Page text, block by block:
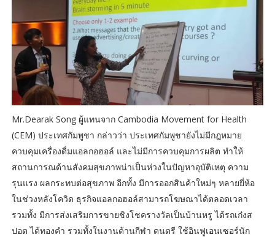
Mr.Dearak Song ผู้แทนจาก Cambodia Movement for Health
(CEM) ประเทศกัมพูชา กล่าวว่า ประเทศกัมพูชายังไม่มีกฎหมาย
ควบคุมเครื่องดื่มแอลกอฮอล์ และไม่มีการควบคุมการผลิต ทำให้
สถานการณด้านสังคมสุขภาพน่าเป็นห่วงในปัญหาอุบัติเหตุ ความ
รุนแรง ผลกระทบต่อสุขภาพ อีกทั้ง มีการออกสินค้าใหม่ๆ หลายยี่ห้อ
ในช่วงหลังโควิด ธุรกิจแอลกอฮอล์สามารถโฆษณาได้ตลอดเวลา
รวมทั้ง มีการส่งเสริมการขายชิงโชครางวัลเป็นบ้านหรู ได้รถเก๋งส
ปอต ได้ทองคำ รวมทั้งในงานด้านกีฬา ดนตรี ใช้อินฟูเอนเซอร์นัก